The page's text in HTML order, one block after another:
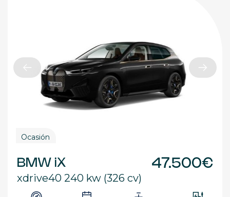
Ocasión
BMW iX
xdrive40 240 kw (326 cv)
47.500€